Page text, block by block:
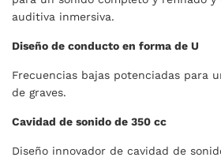
auditiva inmersiva.
Diseño de conducto en forma de U
Frecuencias bajas potenciadas para
de graves.
Cavidad de sonido de 350 cc
Diseño innovador de cavidad de